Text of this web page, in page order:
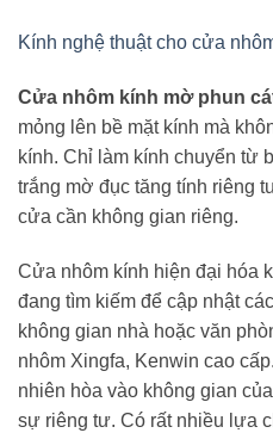
Kính nghệ thuật cho cửa
Cửa nhôm kính mờ phun
mỏng lên bề mặt kính mà
kính. Chỉ làm kính chuyển từ
trắng mờ đục tăng tính riêng
cửa cần không gian riêng.
Cửa nhôm kính hiện đại hóa
đang tìm kiếm để cập nhật
không gian nhà hoặc văn
nhôm Xingfa, Kenwin cao
nhiên hòa vào không gian
sự riêng tư. Có rất nhiều lựa